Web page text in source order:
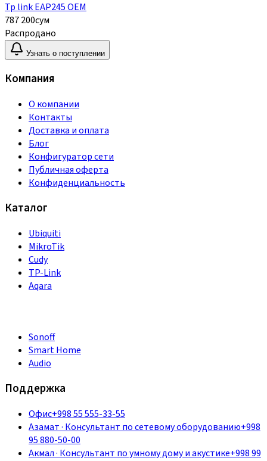
Tp link EAP245 OEM
787 200сум
Распродано
Узнать о поступлении
Компания
О компании
Контакты
Доставка и оплата
Блог
Конфигуратор сети
Публичная оферта
Конфиденциальность
Каталог
Ubiquiti
MikroTik
Cudy
TP-Link
Aqara
Sonoff
Smart Home
Audio
Поддержка
Офис+998 55 555-33-55
Азамат· Консультант по сетевому оборудованию+998
95 880-50-00
Акмал· Консультант по умному дому и акустике+998 99